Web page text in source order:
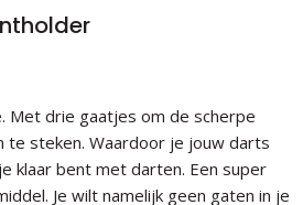
Met drie gaatjes om de scherpe
te steken. Waardoor je jouw darts
klaar bent met darten. Een super
Je wilt namelijk geen gaten in je